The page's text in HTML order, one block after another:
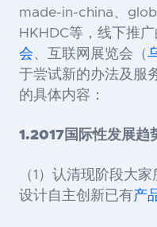
made-in-china、
HKHDC等，线下推广
会、互联网展览会（
于尝试新的办法及服
的具体内容：
1.2017国际性发展趋
（1）认清现阶段大
设计自主创新已有产